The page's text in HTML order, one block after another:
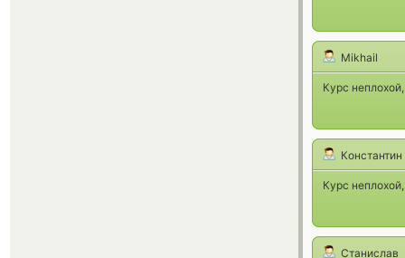
Mikhail
Курс
Константин
Курс
Станислав